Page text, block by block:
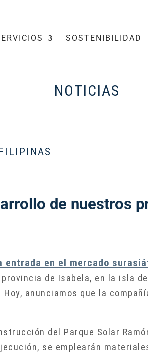
SOSTENIBILIDAD
NOTICIAS
de nuestros
entrada en el mercado
de Isabela, en la isla
anunciamos que la
del Parque Solar
se emplearán